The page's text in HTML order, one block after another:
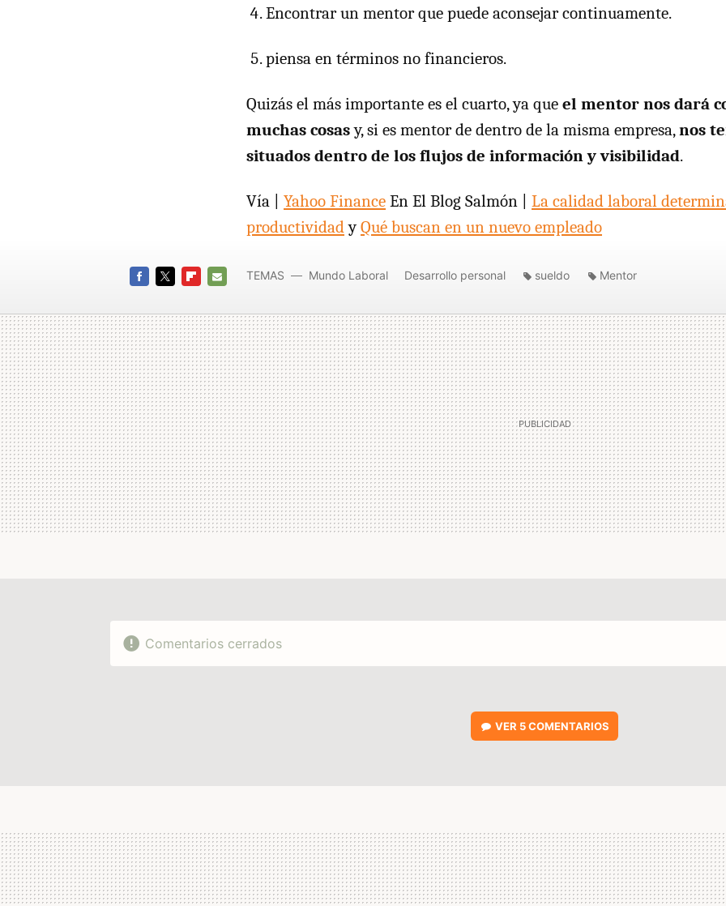
Encontrar un mentor que puede aconsejar continuamente.
piensa en términos no financieros.
Quizás el más importante es el cuarto, ya que el mentor nos dará
muchas cosasy, si es mentor de dentro de la misma empresa,nos
situados dentro de los flujos de información y visibilidad.
Vía | Yahoo Finance En El Blog Salmón | La calidad laboral
productividadyQué buscan en un nuevo empleado
MAIL
TEMAS Mundo Laboral Desarrollo personal sueldo Mentor
Comentarios cerrados
VER 5 COMENTARIOS